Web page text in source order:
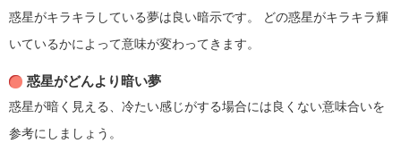
惑星がキラキラしている夢は良い暗示です。
どの惑星がキラキラ輝
いているかによって意味が変わってきます。
惑星がどんより暗い夢
惑星が暗く見える、冷たい感じがする場合には良くない意味合いを
参考にしましょう。